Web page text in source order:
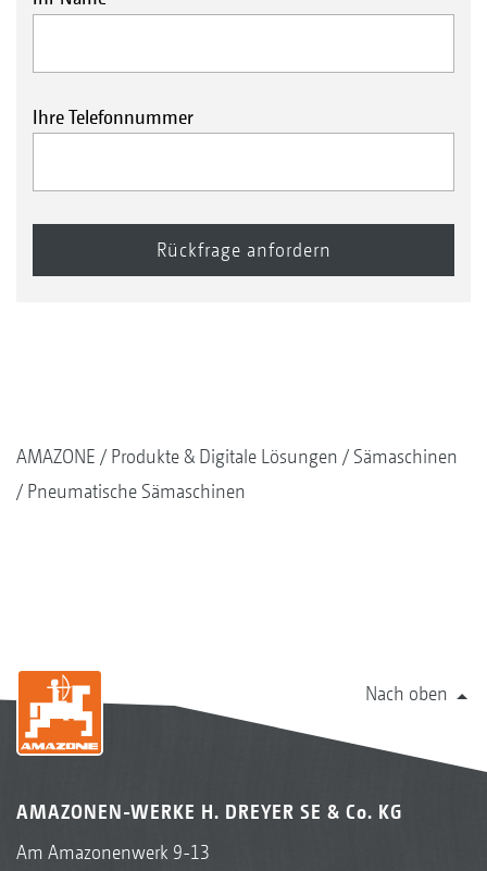
Ihre Telefonnummer
AMAZONE Produkte & Digitale Lösungen
Sämaschinen
Pneumatische Sämaschinen
Nach oben
AMAZONEN-WERKE H. DREYER SE & Co. KG
Am Amazonenwerk 9-13